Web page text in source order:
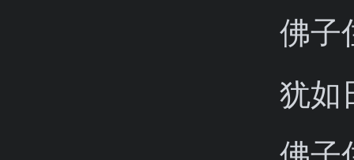
佛子
犹如